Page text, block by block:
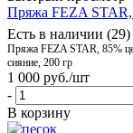
Пряжа FEZA STAR,
Есть в наличии (29)
Пряжа FEZA STAR, 85%
сияние, 200 гр
1 000 руб./шт
-
В корзину